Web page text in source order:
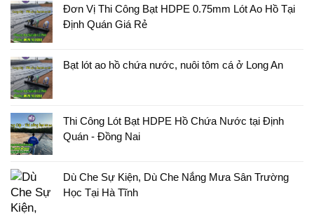
Đơn Vị Thi Công Bạt HDPE 0.75mm Lót Ao Hồ Tại
Định Quán Giá Rẻ
Bạt lót ao hồ chứa nước, nuôi tôm cá ở Long An
Thi Công Lót Bạt HDPE Hồ Chứa Nước tại Định
Quán - Đồng Nai
Dù Che Sự Kiện, Dù Che Nắng Mưa Sân Trường
Học Tại Hà Tĩnh